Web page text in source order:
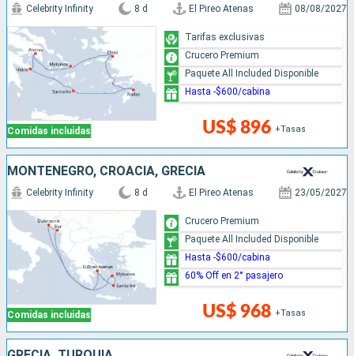
Comidas incluidas
Celebrity Infinity 8 d El Pireo Atenas 08/08/2027
US$ 896 +Tasas
Tarifas exclusivas
Crucero Premium
Paquete All Included Disponible
Hasta -$600/cabina
MONTENEGRO, CROACIA, GRECIA
Comidas incluidas
Celebrity Infinity 8 d El Pireo Atenas 23/05/2027
US$ 968 +Tasas
Crucero Premium
Paquete All Included Disponible
Hasta -$600/cabina
60% Off en 2° pasajero